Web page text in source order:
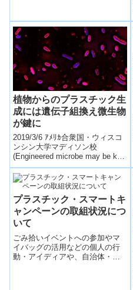
植物からのプラスチック生
成には遺伝子組換え微生物
が鍵に
2019/3/6 ｱﾒﾘｶ合衆国・ウィスコ
ンシン大学マディソン校
(Engineered microbe may be key
to producing plas...
プラスチック・スマートキ
ャンペーンの取組状況につ
いて
ごみ拾いイベントへの参加やマ
イバッグの活用などの個人の行
動・アイディアや、自治体・Ｎ